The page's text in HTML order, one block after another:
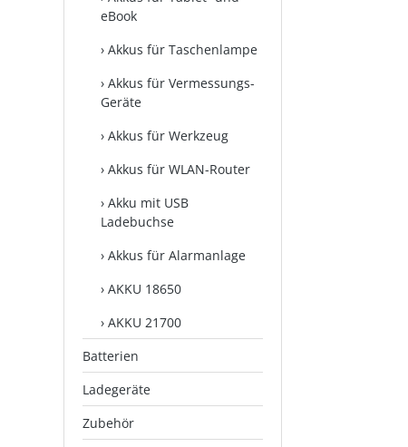
eBook
Akkus für Taschenlampe
Akkus für Vermessungs-
Geräte
Akkus für Werkzeug
Akkus für WLAN-Router
Akku mit USB
Ladebuchse
Akkus für Alarmanlage
AKKU 18650
AKKU 21700
Batterien
Ladegeräte
Zubehör